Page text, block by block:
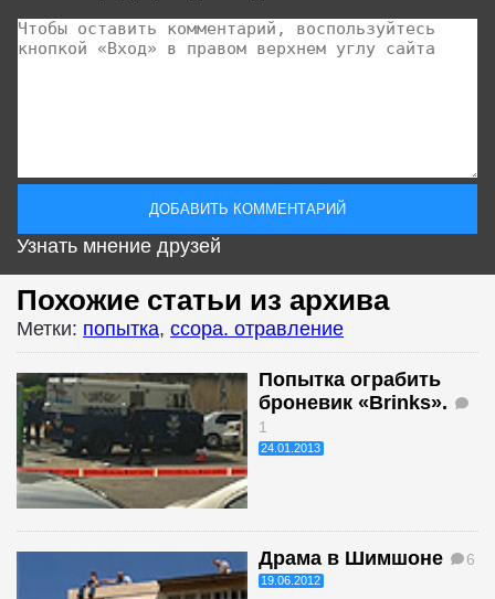
Узнать мнение друзей
Похожие статьи из архива
Метки: попытка, ссора. отравление
Попытка ограбить
броневик «Brinks».
1
24.01.2013
Драма в Шимшоне 6
19.06.2012